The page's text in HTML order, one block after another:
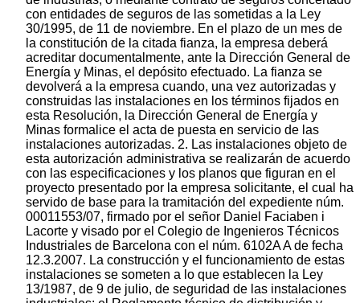
con entidades de seguros de las sometidas a la Ley
30/1995, de 11 de noviembre. En el plazo de un mes de
la constitución de la citada fianza, la empresa deberá
acreditar documentalmente, ante la Dirección General de
Energía y Minas, el depósito efectuado. La fianza se
devolverá a la empresa cuando, una vez autorizadas y
construidas las instalaciones en los términos fijados en
esta Resolución, la Dirección General de Energía y
Minas formalice el acta de puesta en servicio de las
instalaciones autorizadas. 2. Las instalaciones objeto de
esta autorización administrativa se realizarán de acuerdo
con las especificaciones y los planos que figuran en el
proyecto presentado por la empresa solicitante, el cual ha
servido de base para la tramitación del expediente núm.
00011553/07, firmado por el señor Daniel Faciaben i
Lacorte y visado por el Colegio de Ingenieros Técnicos
Industriales de Barcelona con el núm. 6102A A de fecha
12.3.2007. La construcción y el funcionamiento de estas
instalaciones se someten a lo que establecen la Ley
13/1987, de 9 de julio, de seguridad de las instalaciones